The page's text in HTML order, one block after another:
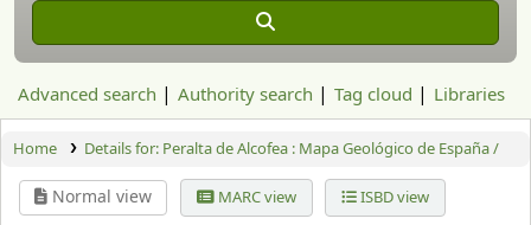
Advanced search Authority search Tag cloud Libraries
Home Details for: Peralta de Alcofea : Mapa Geológico de España /
Normal view MARC view ISBD view